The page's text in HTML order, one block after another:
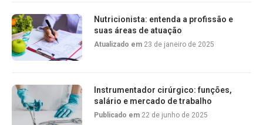
Nutricionista: entenda a profissão e
suas áreas de atuação
Atualizado em 23 de janeiro de 2025
Instrumentador cirúrgico: funções,
salário e mercado de trabalho
Publicado em 22 de junho de 2025